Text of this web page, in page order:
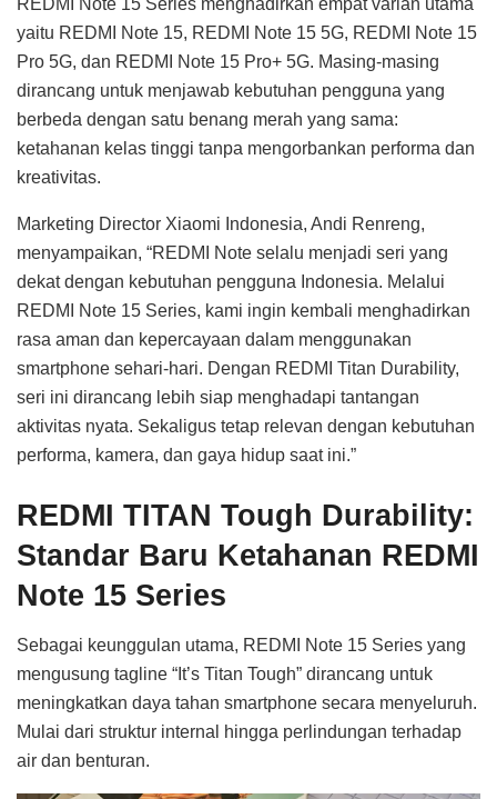
REDMI Note 15 Series menghadirkan empat varian utama
yaitu REDMI Note 15, REDMI Note 15 5G, REDMI Note 15
Pro 5G, dan REDMI Note 15 Pro+ 5G. Masing-masing
dirancang untuk menjawab kebutuhan pengguna yang
berbeda dengan satu benang merah yang sama:
ketahanan kelas tinggi tanpa mengorbankan performa dan
kreativitas.
Marketing Director Xiaomi Indonesia, Andi Renreng,
menyampaikan, “REDMI Note selalu menjadi seri yang
dekat dengan kebutuhan pengguna Indonesia. Melalui
REDMI Note 15 Series, kami ingin kembali menghadirkan
rasa aman dan kepercayaan dalam menggunakan
smartphone sehari-hari. Dengan REDMI Titan Durability,
seri ini dirancang lebih siap menghadapi tantangan
aktivitas nyata. Sekaligus tetap relevan dengan kebutuhan
performa, kamera, dan gaya hidup saat ini.”
REDMI TITAN Tough Durability:
Standar Baru Ketahanan REDMI
Note 15 Series
Sebagai keunggulan utama, REDMI Note 15 Series yang
mengusung tagline “It’s Titan Tough” dirancang untuk
meningkatkan daya tahan smartphone secara menyeluruh.
Mulai dari struktur internal hingga perlindungan terhadap
air dan benturan.